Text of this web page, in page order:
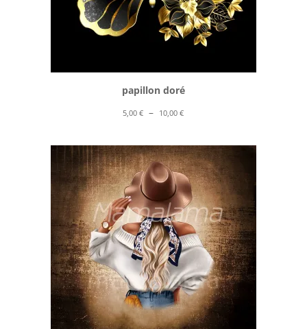
papillon doré
5,00€ – 10,00€Plage
prix :
5,00 €
à
10,00 €